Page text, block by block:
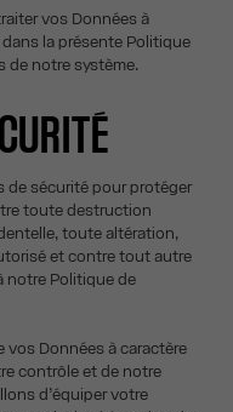
vos Données à
la présente Politique
de notre système.
de sécurité pour protéger
toute destruction
toute altération,
et contre tout autre
notre Politique de
vos Données à caractère
contrôle et de notre
d’équiper votre